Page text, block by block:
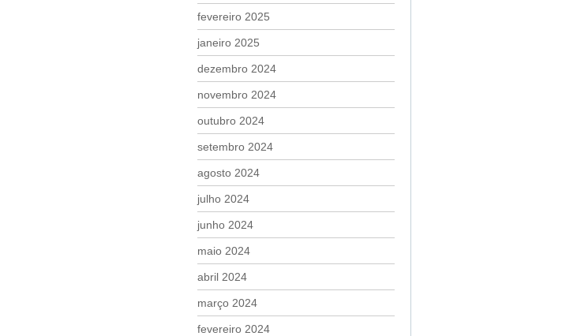
fevereiro 2025
janeiro 2025
dezembro 2024
novembro 2024
outubro 2024
setembro 2024
agosto 2024
julho 2024
junho 2024
maio 2024
abril 2024
março 2024
fevereiro 2024